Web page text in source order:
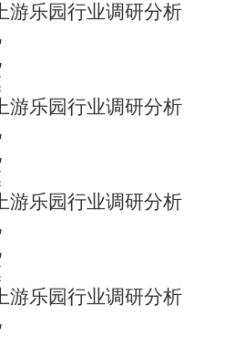
游乐园行业调研分析
游乐园行业调研分析
游乐园行业调研分析
游乐园行业调研分析